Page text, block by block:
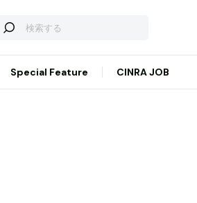
Special Feature CINRA JOB